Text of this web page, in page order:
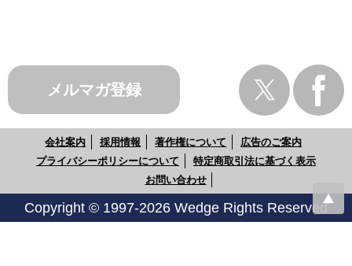
メルマガ登録
会社案内 採用情報 著作権について
広告のご案内
プライバシーポリシーについて
特定商取引法に基づく表示
お問い合わせ
Copyright © 1997-2026 Wedge Rights Reserved